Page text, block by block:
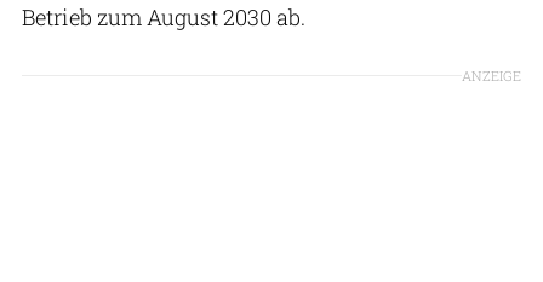
Betrieb zum August 2030 ab.
ANZEIGE